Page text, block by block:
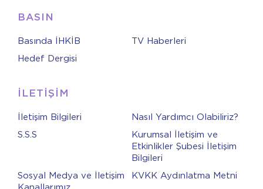
BASIN
Basında İHKİB
TV Haberleri
Hedef Dergisi
İLETİŞİM
İletişim Bilgileri
Nasıl Yardımcı Olabiliriz?
S.S.S
Kurumsal İletişim ve
Etkinlikler Şubesi İletişim
Bilgileri
Sosyal Medya ve İletişim
KVKK Aydınlatma Metni